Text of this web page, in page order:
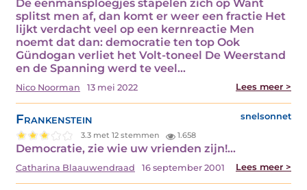
De eenmansploegjes stapelen zich op Want
splitst men af, dan komt er weer een fractie Het
lijkt verdacht veel op een kernreactie Men
noemt dat dan: democratie ten top Ook
Gündogan verliet het Volt-toneel De Weerstand
en de Spanning werd te veel…
Nico Noorman 13 mei 2022 Lees meer >
Frankenstein snelsonnet
3.3 met 12 stemmen 1.658
Democratie, zie wie uw vrienden zijn!…
Catharina Blaauwendraad 16 september 2001 Lees meer >